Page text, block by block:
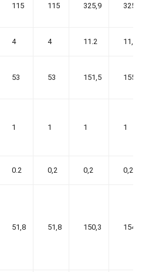
115 115 325,9 325,9
4 4 11.2 11,2
53 53 151,5 155,7
1 1 1 1
0.2 0,2 0,2 0,2
51,8 51,8 150,3 154*5